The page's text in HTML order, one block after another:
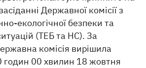
Державної комісії з
екологічної безпеки та
(ТЕБ та НС). За
комісія вирішила
годин 00 хвилин 18 жовтня